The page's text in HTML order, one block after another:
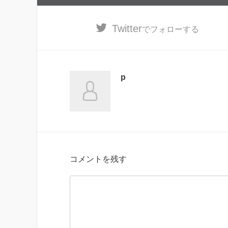
Twitterでフォローする
p
コメントを残す